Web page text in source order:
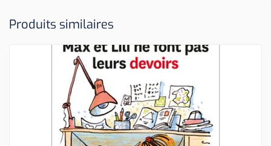
Produits similaires